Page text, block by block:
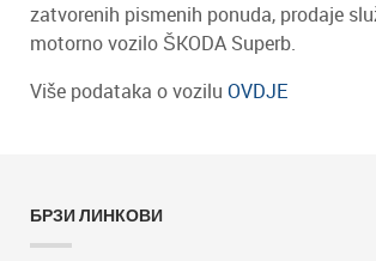
zatvorenih pismenih ponuda, prodaje
motorno vozilo ŠKODA Superb.
Više podataka o vozilu OVDJE
БРЗИ ЛИНКОВИ